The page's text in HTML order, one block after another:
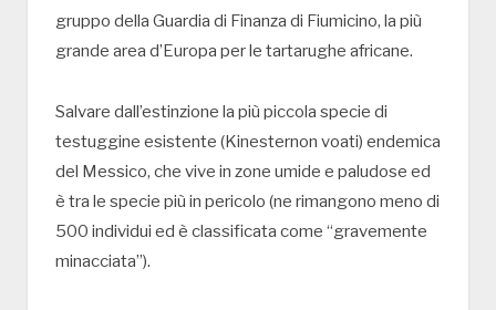
gruppo della Guardia di Finanza di Fiumicino, la più
grande area d’Europa per le tartarughe africane.
Salvare dall’estinzione la più piccola specie di
testuggine esistente (Kinesternon voati) endemica
del Messico, che vive in zone umide e paludose ed
è tra le specie più in pericolo (ne rimangono meno di
500 individui ed è classificata come “gravemente
minacciata”).